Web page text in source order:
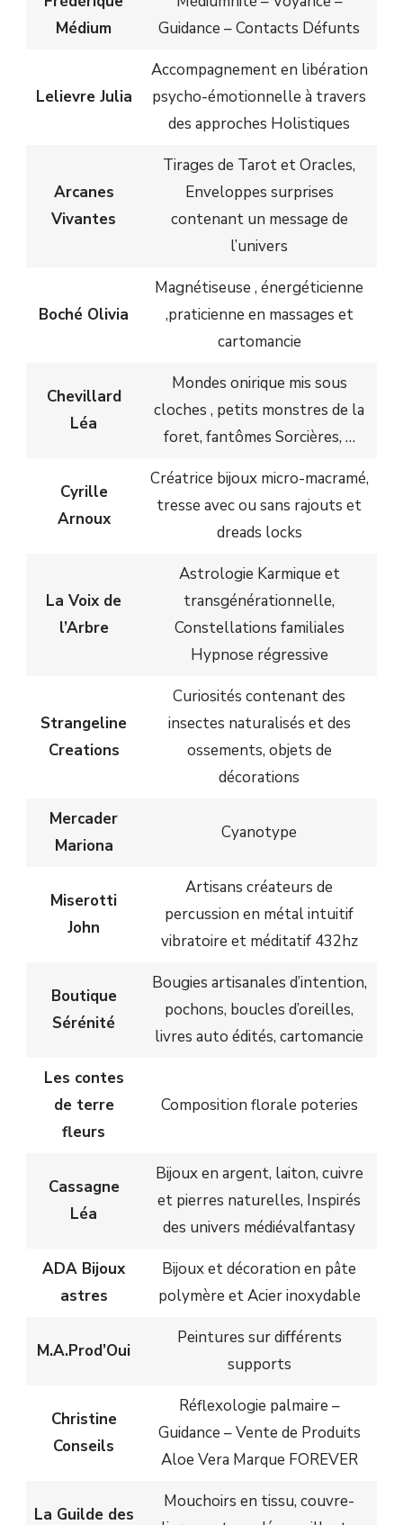
Médium
Guidance – Contacts Défunts
Lelievre Julia
Accompagnement en libération
psycho-émotionnelle à travers
des approches Holistiques
Arcanes
Vivantes
Tirages de Tarot et Oracles,
Enveloppes surprises
contenant un message de
l’univers
Boché Olivia
Magnétiseuse , énergéticienne
,praticienne en massages et
cartomancie
Chevillard
Léa
Mondes onirique mis sous
cloches , petits monstres de la
foret, fantômes Sorcières, …
Cyrille
Arnoux
Créatrice bijoux micro-macramé,
tresse avec ou sans rajouts et
dreads locks
La Voix de
l’Arbre
Astrologie Karmique et
transgénérationnelle,
Constellations familiales
Hypnose régressive
Strangeline
Creations
Curiosités contenant des
insectes naturalisés et des
ossements, objets de
décorations
Mercader
Mariona
Cyanotype
Miserotti
John
Artisans créateurs de
percussion en métal intuitif
vibratoire et méditatif 432hz
Boutique
Sérénité
Bougies artisanales d’intention,
pochons, boucles d’oreilles,
livres auto édités, cartomancie
Les contes
de terre
fleurs
Composition florale poteries
Cassagne
Léa
Bijoux en argent, laiton, cuivre
et pierres naturelles, Inspirés
des univers médiévalfantasy
ADA Bijoux
astres
Bijoux et décoration en pâte
polymère et Acier inoxydable
M.A.Prod’Oui
Peintures sur différents
supports
Christine
Conseils
Réflexologie palmaire –
Guidance – Vente de Produits
Aloe Vera Marque FOREVER
La Guilde des
Mouchoirs en tissu, couvre-